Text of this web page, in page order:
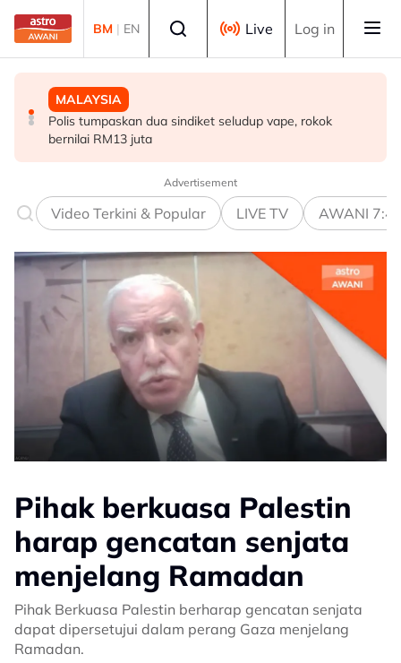
Skip to main content
BM | EN Live Log in
POLITIK
Exco Kerajaan Negeri Sembilan dijadual angkat sumpah
esok
MALAYSIA
Polis tumpaskan dua sindiket seludup vape, rokok
bernilai RM13 juta
DUNIA
Pentadbiran Trump sahkan hampir AS$100 bilion
pemulangan tarif susulan keputusan mahkamah
Advertisement
Video Terkini & Popular LIVE TV AWANI
Pihak berkuasa Palestin
harap gencatan senjata
menjelang Ramadan
Pihak Berkuasa Palestin berharap gencatan senjata
dapat dipersetujui dalam perang Gaza menjelang
Ramadan.